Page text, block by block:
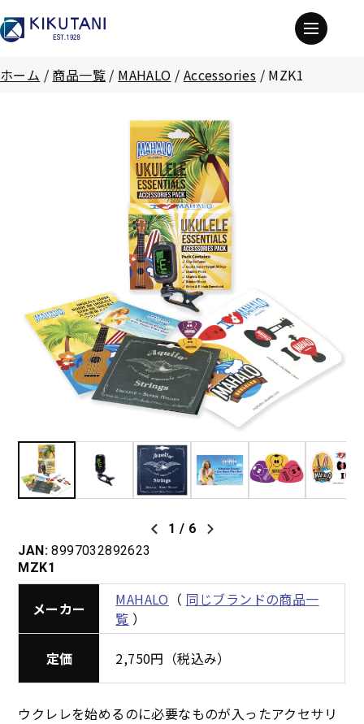
ホーム / 商品一覧 / MAHALO / Accessories / MZK1
1 / 6
JAN: 8997032892623
MZK1
メーカー MAHALO （ 同じブランドの商品一
覧 ）
定価 2,750円（税込み）
ウクレレを始めるのに必要なものが入ったアクセサリ